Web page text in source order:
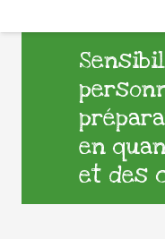
en
et des